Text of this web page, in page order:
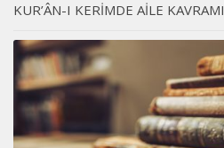
KUR’ÂN-I KERİMDE AİLE KAVRAMI